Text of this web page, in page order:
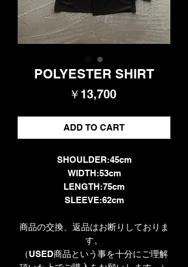
POLYESTER SHIRT
￥13,700価
ADD TO CART
SHOULDER:45cm
WIDTH:53cm
LENGTH:75cm
SLEEVE:62cm
商品の交換、返品はお断りしておりま
す。
（USED商品という事を十分にご理解